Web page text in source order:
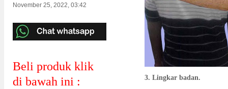
November 25, 2022, 03:42
Beli produk klik
di bawah ini :
3. Lingkar badan.